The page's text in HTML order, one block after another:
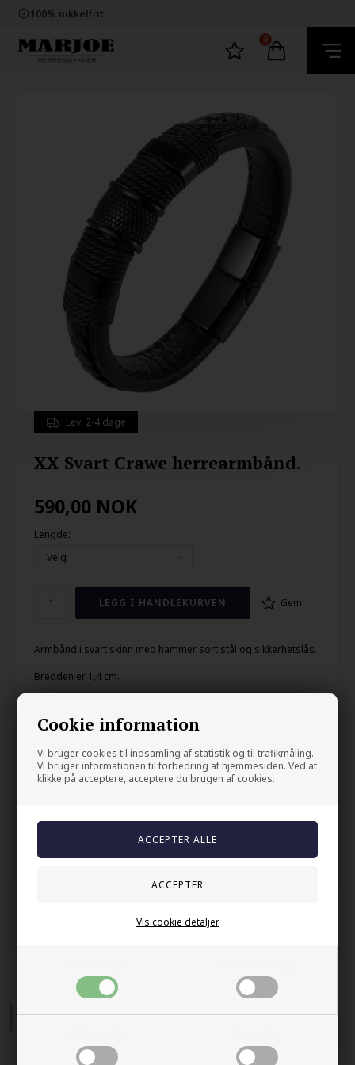
Cookie information
Vi bruger cookies til indsamling af statistik og til trafikmåling.
Vi bruger informationen til forbedring af hjemmesiden. Ved at
klikke på acceptere, acceptere du brugen af cookies.
Vis cookie detaljer
100% nikkelfrit
60 dager bytte & returret
Trygg E-Handel
0
Lev. 2-4 dage
XX Svart Crawe herrearmbånd.
590,00 NOK
Lengde:
Gem
Armbånd i svart skinn med hammer sort stål og sikkerhetslås.
Bredden er 1,4 cm.
Din sikkerhet
På lager
100% nikkelfrit
Levering 2-4 dage fra DK
Andre kjøpte også